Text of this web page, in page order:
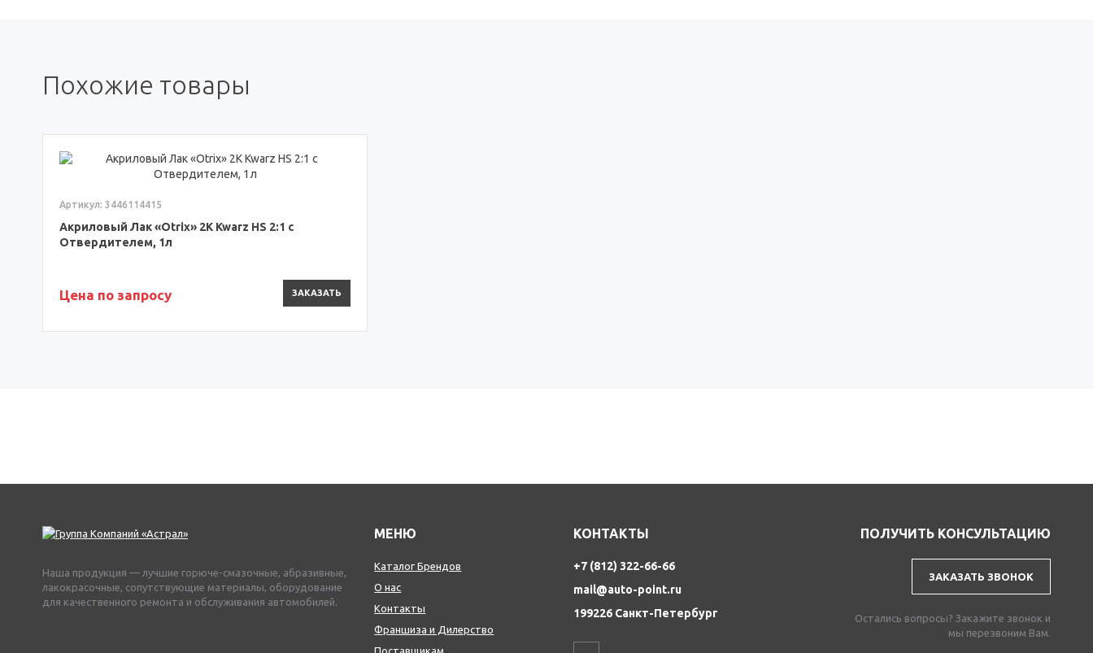
Похожие товары
Артикул: 3446114415
Акриловый Лак «Otrix» 2К Kwarz HS 2:1 с
Отвердителем, 1л
Цена по запросу ЗАКАЗАТЬ
Наша продукция — лучшие горюче-смазочные, абразивные,
лакокрасочные, сопутствующие материалы, оборудование
для качественного ремонта и обслуживания автомобилей.
МЕНЮ
Каталог Брендов
О нас
Контакты
Франшиза и Дилерство
Поставщикам
КОНТАКТЫ
+7 (812) 322-66-66
mail@auto-point.ru
199226 Санкт-Петербург
ПОЛУЧИТЬ КОНСУЛЬТАЦИЮ
ЗАКАЗАТЬ ЗВОНОК
Остались вопросы? Закажите звонок и
мы перезвоним Вам.